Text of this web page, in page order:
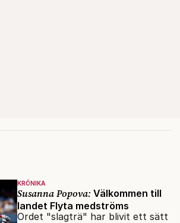
KRÖNIKA
Susanna Popova: Välkommen till
landet Flyta medströms
Ordet "slagträ" har blivit ett sätt